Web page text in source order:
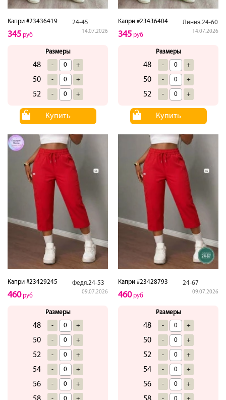
Капри #23436419 24-45
14.07.2026
345 руб
Размеры
48 - +
50 - +
52 - +
Купить
Капри #23436404 Линия.24-60
14.07.2026
345 руб
Размеры
48 - +
50 - +
52 - +
Купить
Капри #23429245 Федя.24-53
09.07.2026
460руб
Размеры
48 - +
50 - +
52 - +
54 - +
56 - +
- +
Капри #23428793 24-67
09.07.2026
460руб
Размеры
48 - +
50 - +
52 - +
54 - +
56 - +
- +